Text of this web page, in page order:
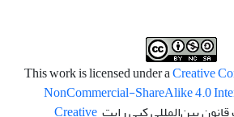
Creative
NonCommercial-ShareAlike 4.0